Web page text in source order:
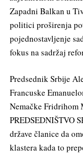
Zapadni Balkan u
politici proširenja
pojednostavljenje
fokus na sadržaj
Predsednik Srbije
Francuske
Nemačke Fridrihom
PREDSEDNIŠTVO
države članice da
klastera kada to